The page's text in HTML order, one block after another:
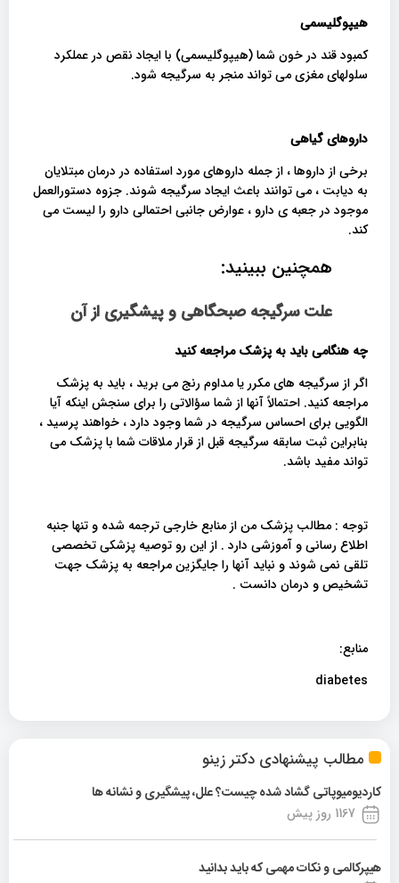
مطالب پیشنهادی دکتر زینو
کاردیومیوپاتی گشاد شده چیست؟ علل، پیشگیری و نشانه ها
1167 روز پیش
هیپرکالمی و نکات مهمی که باید بدانید
هیپوگلیسمی
کمبود قند در خون شما (هیپوگلیسمی) با ایجاد نقص در عملکرد
سلولهای مغزی می تواند منجر به سرگیجه شود.
داروهای گیاهی
برخی از داروها ، از جمله داروهای مورد استفاده در درمان مبتلایان
به دیابت ، می توانند باعث ایجاد سرگیجه شوند. جزوه دستورالعمل
موجود در جعبه ی دارو ، عوارض جانبی احتمالی دارو را لیست می
کند.
همچنین ببینید:
علت سرگیجه صبحگاهی و پیشگیری از آن
چه هنگامی باید به پزشک مراجعه کنید
اگر از سرگیجه های مکرر یا مداوم رنج می برید ، باید به پزشک
مراجعه کنید. احتمالاً آنها از شما سؤالاتی را برای سنجش اینکه آیا
الگویی برای احساس سرگیجه در شما وجود دارد ، خواهند پرسید ،
بنابراین ثبت سابقه سرگیجه قبل از قرار ملاقات شما با پزشک می
تواند مفید باشد.
توجه : مطالب پزشک من از منابع خارجی ترجمه شده و تنها جنبه
اطلاع رسانی و آموزشی دارد . از این رو توصیه پزشکی تخصصی
تلقی نمی شوند و نباید آنها را جایگزین مراجعه به پزشک جهت
تشخیص و درمان دانست .
منابع:
diabetes